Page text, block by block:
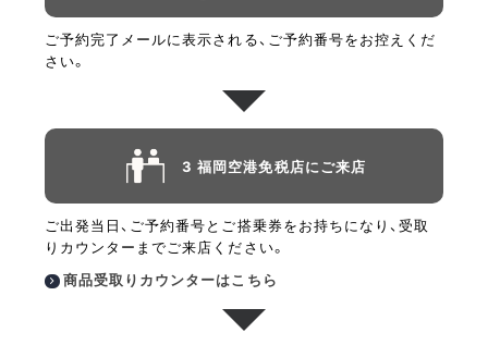
ご予約完了メールに表示される、ご予約番号をお控えくだ
さい。
3 福岡空港免税店にご来店
ご出発当日、ご予約番号とご搭乗券をお持ちになり、受取
りカウンターまでご来店ください。
商品受取りカウンターはこちら